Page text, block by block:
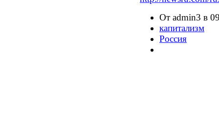
От admin3 в
капитализм
Россия